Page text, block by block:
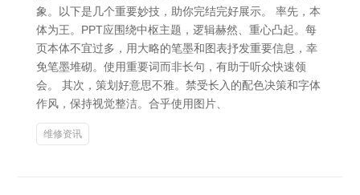
象。以下是几个重要妙技，助你完结完好展示。 率先，本
体为王。PPT应围绕中枢主题，逻辑赫然、重心凸起。每
页本体不宜过多，用大略的笔墨和图表抒发重要信息，幸
免笔墨堆砌。使用重要词而非长句，有助于听众快速领
会。 其次，策划好意思不雅。禁受长入的配色决策和字体
作风，保持视觉整洁。合乎使用图片、
维修资讯